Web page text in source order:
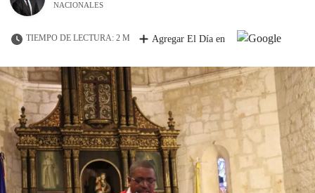
NACIONALES
TIEMPO DE LECTURA: 2 M Agregar El Día en